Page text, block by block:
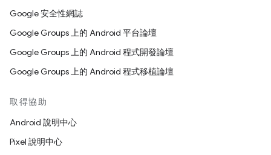
Google 安全性網誌
Google Groups 上的 Android 平台論壇
Google Groups 上的 Android 程式開發論壇
Google Groups 上的 Android 程式移植論壇
取得協助
Android 說明中心
Pixel 說明中心